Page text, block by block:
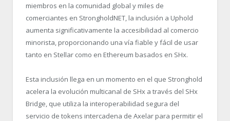
miembros en la comunidad global y miles de
comerciantes en StrongholdNET, la inclusión a Uphold
aumenta significativamente la accesibilidad al comercio
minorista, proporcionando una vía fiable y fácil de usar
tanto en Stellar como en Ethereum basados en SHx.
Esta inclusión llega en un momento en el que Stronghold
acelera la evolución multicanal de SHx a través del SHx
Bridge, que utiliza la interoperabilidad segura del
servicio de tokens intercadena de Axelar para permitir el